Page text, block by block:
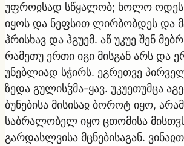
უფროჲსად სწყალობ; ხოლო
იყოს და ნეფსით ლირბობდეს და
ჰრისხავ და ჰგუემ. აწ უკუე შენ
რამეთუ ერთი იგი მისგან არს და
უნებლიად სჭირს. ეგრეთვე
ზედა გულისჴმა-ყავ. უკუეთუმცა
ბუნებისა მისისაჲ ბოროტ იყო,
საბრალობელ იყო ცთომისა
გარდასლვისა მცნებისაგან.